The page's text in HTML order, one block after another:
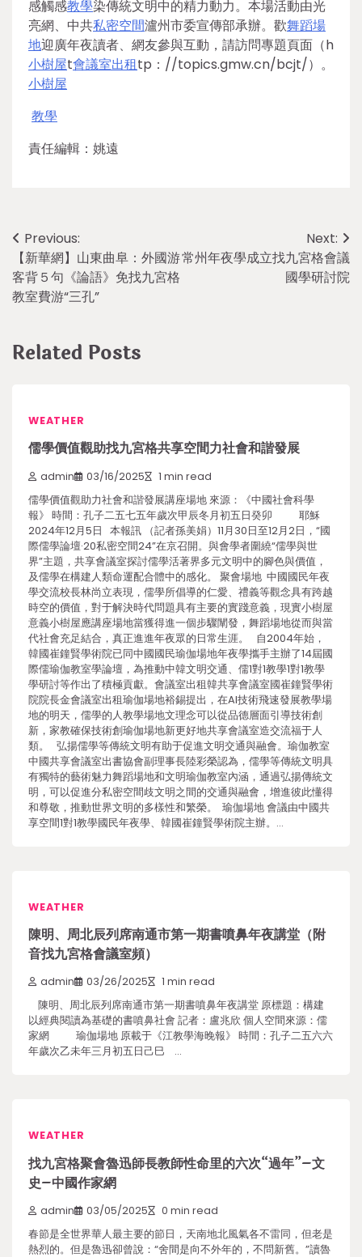
感觸感教學染傳統文明中的精力動力。本場活動由光
亮網、中共私密空間瀘州市委宣傳部承辦。歡舞蹈場
地迎廣年夜讀者、網友參與互動，請訪問專題頁面（h
小樹屋t會議室出租tp：//topics.gmw.cn/bcjt/）。
小樹屋
教學
責任編輯：姚遠
Post
navigation
Previous:
【新華網】山東曲阜：外國游
客背５句《論語》免找九宮格
教室費游“三孔”
Next:
常州年夜學成立找九宮格會議
國學研討院
Related Posts
WEATHER
儒學價值觀助找九宮格共享空間力社會和諧發展
admin 03/16/2025 1 min read
儒學價值觀助力社會和諧發展講座場地 來源：《中國社會科學
報》 時間：孔子二五七五年歲次甲辰冬月初五日癸卯 耶穌
2024年12月5日 本報訊 （記者孫美娟）11月30日至12月2日，“國
際儒學論壇·20私密空間24”在京召開。與會學者圍繞“儒學與世
界”主題，共享會議室探討儒學活著界多元文明中的腳色與價值，
及儒學在構建人類命運配合體中的感化。 聚會場地 中國國民年夜
學交流校長林尚立表現，儒學所倡導的仁愛、禮義等觀念具有跨越
時空的價值，對于解決時代問題具有主要的實踐意義，現實小樹屋
意義小樹屋應講座場地當獲得進一個步驟闡發，舞蹈場地從而與當
代社會充足結合，真正進進年夜眾的日常生涯。 自2004年始，
韓國崔鐘賢學術院已同中國國民瑜伽場地年夜學攜手主辦了14屆國
際儒瑜伽教室學論壇，為推動中韓文明交通、儒1對1教學1對1教學
學研討等作出了積極貢獻。會議室出租韓共享會議室國崔鐘賢學術
院院長金會議室出租瑜伽場地裕錫提出，在AI技術飛速發展教學場
地的明天，儒學的人教學場地文理念可以從品德層面引導技術創
新，家教確保技術創瑜伽場地新更好地共享會議室造交流福于人
類。 弘揚儒學等傳統文明有助于促進文明交通與融會。瑜伽教室
中國共享會議室出書協會副理事長陸彩榮認為，儒學等傳統文明具
有獨特的藝術魅力舞蹈場地和文明瑜伽教室內涵，通過弘揚傳統文
明，可以促進分私密空間歧文明之間的交通與融會，增進彼此懂得
和尊敬，推動世界文明的多樣性和繁榮。 瑜伽場地 會議由中國共
享空間1對1教學國民年夜學、韓國崔鐘賢學術院主辦。…
WEATHER
陳明、周北辰列席南通市第一期書噴鼻年夜講堂（附
音找九宮格會議室頻）
admin 03/26/2025 1 min read
陳明、周北辰列席南通市第一期書噴鼻年夜講堂 原標題：構建
以經典閱讀為基礎的書噴鼻社會 記者：盧兆欣 個人空間來源：儒
家網 瑜伽場地 原載于《江教學海晚報》 時間：孔子二五六六
年歲次乙未年三月初五日己巳 …
WEATHER
找九宮格聚會魯迅師長教師性命里的六次“過年”–文
史–中國作家網
admin 03/05/2025 0 min read
春節是全世界華人最主要的節日，天南地北風氣各不雷同，但老是
熱烈的。但是魯迅卻曾說：“舍間是向不外年的，不問新舊。”讀魯